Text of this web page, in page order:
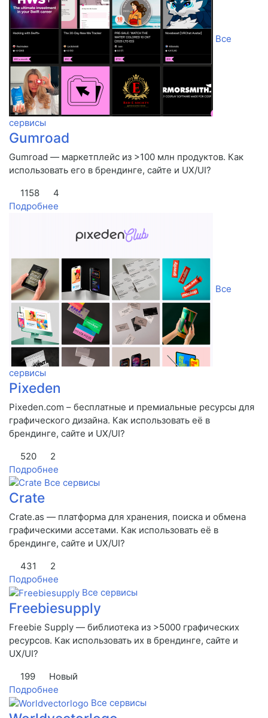
Все
сервисы
Gumroad
Gumroad — маркетплейс из >100 млн продуктов. Как
использовать его в брендинге, сайте и UX/UI?
1158
4
Подробнее
Все
сервисы
Pixeden
Pixeden.com – бесплатные и премиальные ресурсы для
графического дизайна. Как использовать её в
брендинге, сайте и UX/UI?
520
2
Подробнее
Все сервисы
Crate
Crate.as — платформа для хранения, поиска и обмена
графическими ассетами. Как использовать её в
брендинге, сайте и UX/UI?
431
2
Подробнее
Все сервисы
Freebiesupply
Freebie Supply — библиотека из >5000 графических
ресурсов. Как использовать их в брендинге, сайте и
UX/UI?
199
Новый
Подробнее
Все сервисы